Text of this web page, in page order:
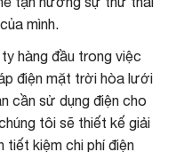
mình.
hàng đầu trong việc
điện mặt trời hòa lưới
cần sử dụng điện cho
tôi sẽ thiết kế giải
tiết kiệm chi phí điện